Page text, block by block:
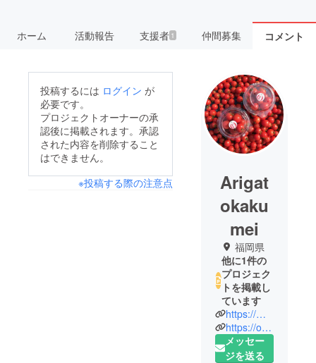
ホーム 活動報告 支援者 1 仲間募集 コメント
投稿するには ログイン が
必要です。
プロジェクトオーナーの承
認後に掲載されます。承認
された内容を削除すること
はできません。
※投稿する際の注意点
Arigat
okaku
mei
福岡県
他に1件の
プロジェク
トを掲載し
ています
https://mahalomahalo.com/
https://online-salon.mahalomahalo.com/
メッセー
ジを送る